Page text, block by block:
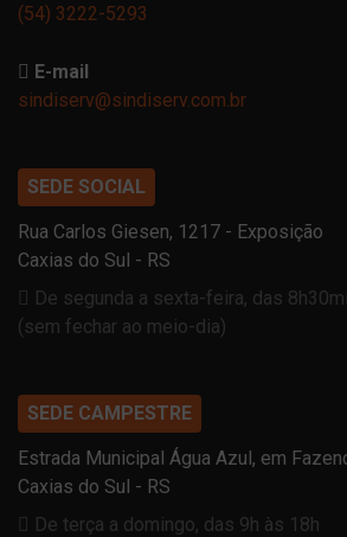
(54) 3222-5293
E-mail
sindiserv@sindiserv.com.br
SEDE SOCIAL
Rua Carlos Giesen, 1217 - Exposição
Caxias do Sul - RS
De segunda a sexta-feira, das
(sem fechar ao meio-dia)
SEDE CAMPESTRE
Estrada Municipal Água Azul, em
Caxias do Sul - RS
De terça a domingo, das 9h às 18h